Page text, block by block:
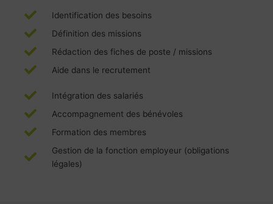
Identification des besoins
Définition des missions
Rédaction des fiches de poste / missions
Aide dans le recrutement
Intégration des salariés
Accompagnement des bénévoles
Formation des membres
Gestion de la fonction employeur (obligations
légales)